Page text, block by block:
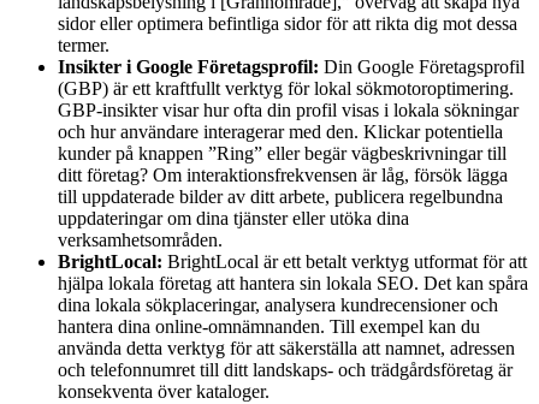
sidor eller optimera befintliga sidor för att rikta dig mot dessa
termer.
Insikter i Google Företagsprofil: Din Google Företagsprofil
(GBP) är ett kraftfullt verktyg för lokal sökmotoroptimering.
GBP-insikter visar hur ofta din profil visas i lokala sökningar
och hur användare interagerar med den. Klickar potentiella
kunder på knappen ”Ring” eller begär vägbeskrivningar till
ditt företag? Om interaktionsfrekvensen är låg, försök lägga
till uppdaterade bilder av ditt arbete, publicera regelbundna
uppdateringar om dina tjänster eller utöka dina
verksamhetsområden.
BrightLocal: BrightLocal är ett betalt verktyg utformat för att
hjälpa lokala företag att hantera sin lokala SEO. Det kan spåra
dina lokala sökplaceringar, analysera kundrecensioner och
hantera dina online-omnämnanden. Till exempel kan du
använda detta verktyg för att säkerställa att namnet, adressen
och telefonnumret till ditt landskaps- och trädgårdsföretag är
konsekventa över kataloger.